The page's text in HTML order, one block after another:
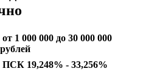
от 1 000 000 до 30 000 000
рублей
ПСК 19,248% - 33,256%